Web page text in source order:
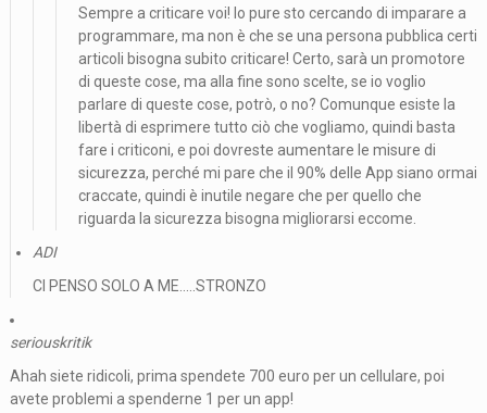
Sempre a criticare voi! Io pure sto cercando di imparare a
programmare, ma non è che se una persona pubblica certi
articoli bisogna subito criticare! Certo, sarà un promotore
di queste cose, ma alla fine sono scelte, se io voglio
parlare di queste cose, potrò, o no? Comunque esiste la
libertà di esprimere tutto ciò che vogliamo, quindi basta
fare i criticoni, e poi dovreste aumentare le misure di
sicurezza, perché mi pare che il 90% delle App siano ormai
craccate, quindi è inutile negare che per quello che
riguarda la sicurezza bisogna migliorarsi eccome.
ADI
CI PENSO SOLO A ME…..STRONZO
seriouskritik
Ahah siete ridicoli, prima spendete 700 euro per un cellulare, poi
avete problemi a spenderne 1 per un app!